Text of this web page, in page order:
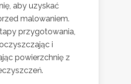
aby uzyskać
malowaniem.
przygotowania,
i
powierzchnię z